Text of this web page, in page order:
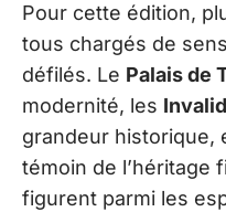
Pour cette édition,
tous chargés de
défilés. Le Palais de
modernité, les
grandeur historique,
témoin de l’héritage
figurent parmi les